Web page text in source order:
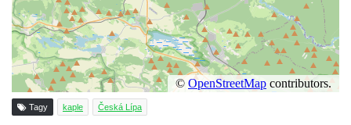
Křížová cesta Římov – IX. kaple – U
chromého žida
Křížová cesta Římov – VIII. kaple – Kristus
svázán a ze zahrady vyhnán
Křížová cesta Římov – VII. kaple – Políbení
Jidášovo
Tagy kaple Česká Lípa